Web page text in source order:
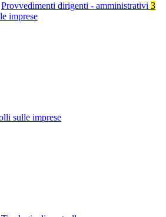
Provvedimenti dirigenti - amministrativi 3
imprese
sulle imprese